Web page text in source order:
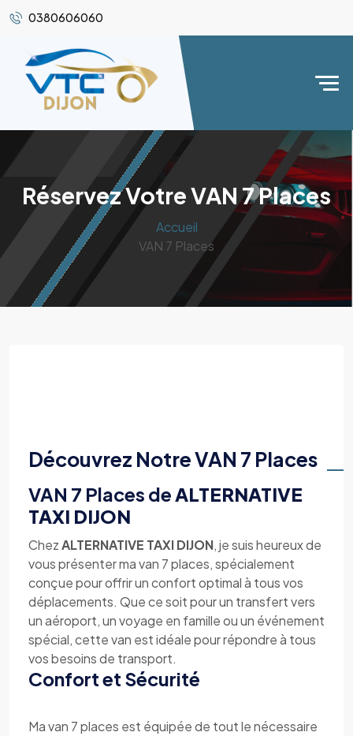
0380606060
Réservez Votre VAN 7 Places
Accueil
VAN 7 Places
Découvrez Notre VAN 7 Places
VAN 7 Places deALTERNATIVE
TAXI DIJON
ChezALTERNATIVE TAXI DIJON, je suis heureux de
vous présenter ma van 7 places, spécialement
conçue pour offrir un confort optimal à tous vos
déplacements. Que ce soit pour un transfert vers
un aéroport, un voyage en famille ou un événement
spécial, cette van est idéale pour répondre à tous
vos besoins de transport.
Confort et Sécurité
Ma van 7 places est équipée de tout le nécessaire